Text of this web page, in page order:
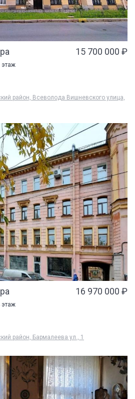
15 700 000 ₽
этаж
район, Всеволода Вишневского улица,
16 970 000 ₽
этаж
район, Бармалеева ул., 1